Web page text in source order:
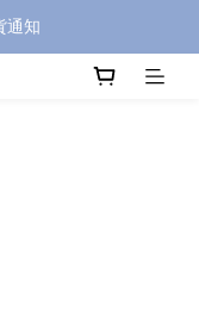
通知